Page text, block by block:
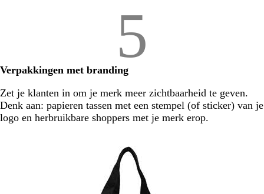
5
Verpakkingen met branding
Zet je klanten in om je merk meer zichtbaarheid te geven.
Denk aan: papieren tassen met een stempel (of sticker) van je
logo en herbruikbare shoppers met je merk erop.